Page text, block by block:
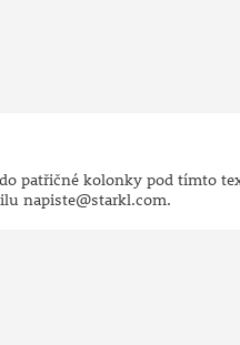
patřičné kolonky pod tímto
napiste@starkl.com.